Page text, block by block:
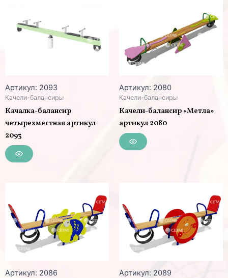
Артикул: 2093
Качели-балансиры
Качалка-балансир
четырехместная артикул
2093
Артикул: 2080
Качели-балансиры
Качели-балансир «Метла»
артикул 2080
Артикул: 2086 Артикул: 2089